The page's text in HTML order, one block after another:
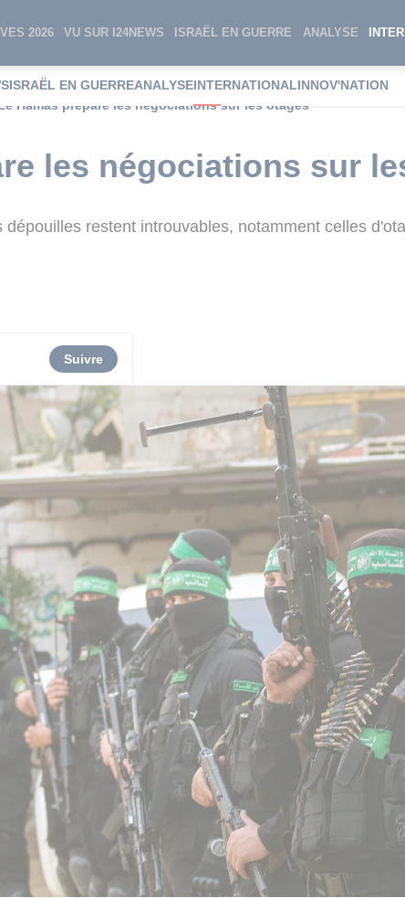
2026 VU SUR I24NEWS ISRAËL EN GUERRE ANALYSE
ISRAËL EN GUERREANALYSEINTERNATIONALINNOV'NATION
Hamas prépare les négociations sur les otages
les négociations sur
restent introuvables, notamment celles
Suivre